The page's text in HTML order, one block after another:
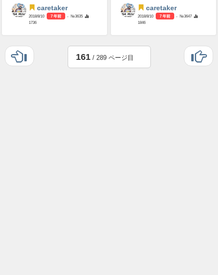
caretaker
2018/8/10 7 年前
- №3635
1736
caretaker
2018/8/10 7 年前
- №3647
1846
161/ 289 ページ目